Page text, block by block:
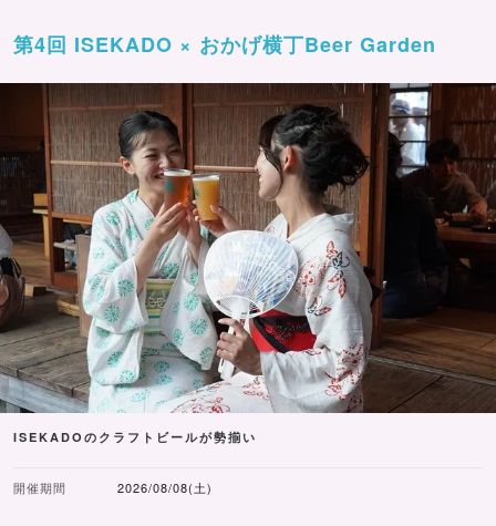
第4回 ISEKADO × おかげ横丁Beer Garden
ISEKADOのクラフトビールが勢揃い
開催期間 2026/08/08(土)